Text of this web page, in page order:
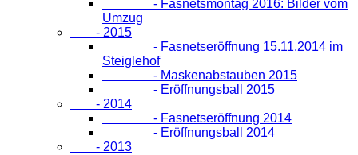
- Fasnetsmontag 2016: Bilder vom
Umzug
- 2015
- Fasnetseröffnung 15.11.2014 im
Steiglehof
- Maskenabstauben 2015
- Eröffnungsball 2015
- 2014
- Fasnetseröffnung 2014
- Eröffnungsball 2014
- 2013